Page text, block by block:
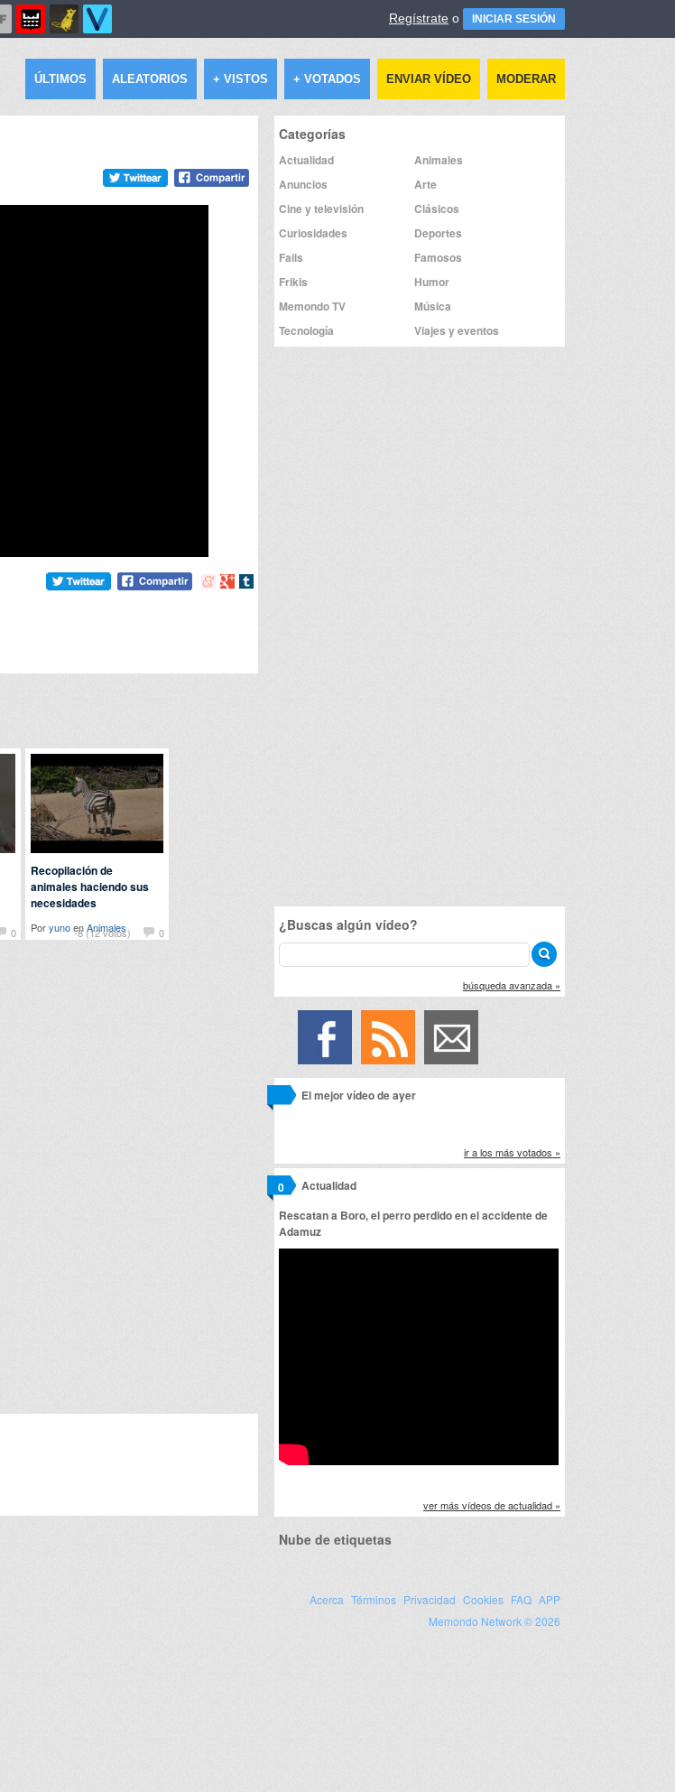
Regístrate o INICIAR SESIÓN
ÚLTIMOS ALEATORIOS + VISTOS + VOTADOS ENVIAR VÍDEO MODERAR
Compartir
Compartir
Compartir
0 -8 (12 votos) 0
Recopilación de
animales haciendo sus
necesidades
PoryunoenAnimales
Categorías
Actualidad
Animales
Anuncios
Arte
Cine y televisión
Clásicos
Curiosidades
Deportes
Fails
Famosos
Frikis
Humor
Memondo TV
Música
Tecnología
Viajes y eventos
¿Buscas algún vídeo?
búsqueda avanzada »
El mejor vídeo de ayer
ir a los más votados »
Actualidad
0
Rescatan a Boro, el perro perdido en el accidente de
Adamuz
ver más vídeos de actualidad »
Nube de etiquetas
Acerca Términos Privacidad Cookies FAQ APP
Memondo Network © 2026